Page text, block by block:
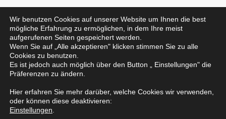
Jahreshauptversammlung Jagdgenossenschaft Maibaum aufbauen
Datenschutzerklärung
Wir benutzen Cookies auf unserer Website um Ihnen die best
mögliche Erfahrung zu ermöglichen, in dem Ihre meist
aufgerufenen Seiten gespeichert werden.
Wenn Sie auf „Alle akzeptieren" klicken stimmen Sie zu alle
Cookies zu benutzen.
Es ist jedoch auch möglich über den Button „ Einstellungen" die
Präferenzen zu ändern.
Hier erfahren Sie mehr darüber, welche Cookies wir verwenden,
oder können diese deaktivieren:
Einstellungen